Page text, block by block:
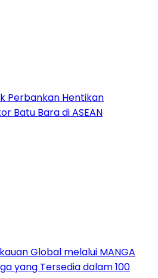
Perbankan Hentikan
Batu Bara di ASEAN
Global melalui MANGA
yang Tersedia dalam 100